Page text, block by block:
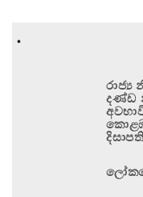
.
රාජ්‍ය
දණ්ඩ
දිසාපති